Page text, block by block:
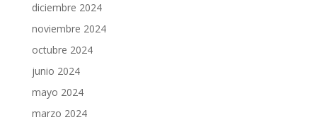
diciembre 2024
noviembre 2024
octubre 2024
junio 2024
mayo 2024
marzo 2024